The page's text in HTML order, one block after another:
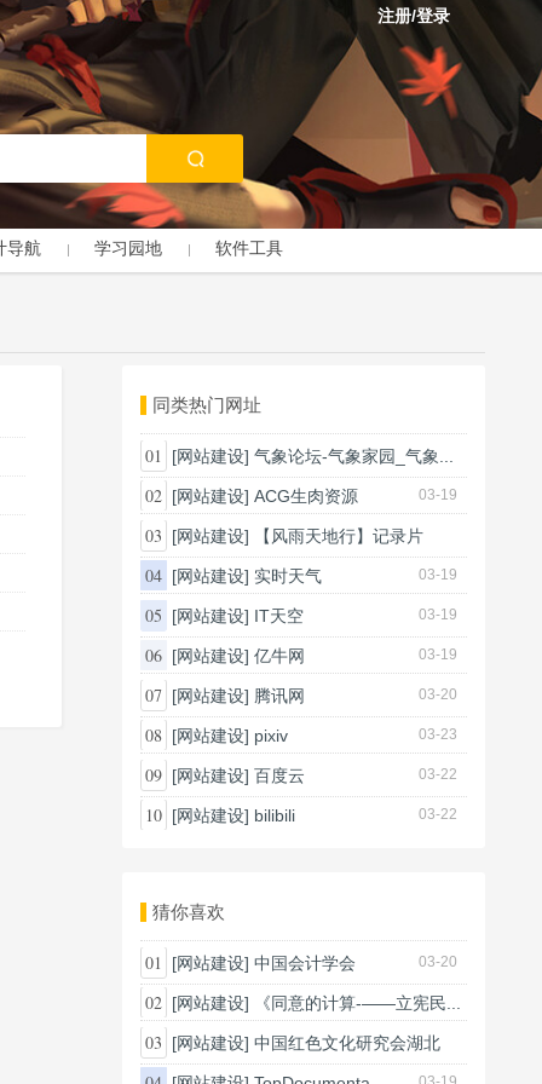
注册/登录
导航 学习园地 软件工具
同类热门网址
01 [网站建设] 气象论坛-气象家园_气象...
03-18
02 [网站建设] ACG生肉资源 03-19
03 [网站建设] 【风雨天地行】记录片
03-20
04 [网站建设] 实时天气 03-19
05 [网站建设] IT天空 03-19
06 [网站建设] 亿牛网 03-19
07 [网站建设] 腾讯网 03-20
08 [网站建设] pixiv 03-23
09 [网站建设] 百度云 03-22
10 [网站建设] bilibili 03-22
猜你喜欢
01 [网站建设] 中国会计学会 03-20
02 [网站建设] 《同意的计算-——立宪民...
03-26
03 [网站建设] 中国红色文化研究会湖北
省...